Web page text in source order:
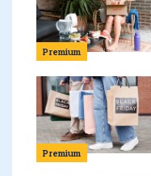
Premium
Premium